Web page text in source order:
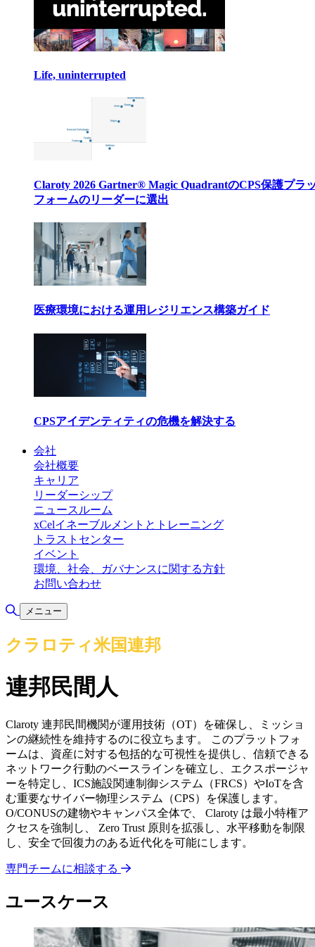
Life, uninterrupted
Claroty 2026 Gartner® Magic QuadrantのCPS保護プラ
フォームのリーダーに選出
医療環境における運用レジリエンス構築ガイド
CPSアイデンティティの危機を解決する
会社
会社概要
キャリア
リーダーシップ
ニュースルーム
xCelイネーブルメントとトレーニング
トラストセンター
イベント
環境、社会、ガバナンスに関する方針
お問い合わせ
検索の切り替え
メニュー
クラロティ米国連邦
連邦民間人
Claroty 連邦民間機関が運用技術（OT）を確保し、ミッショ
ンの継続性を維持するのに役立ちます。 このプラットフォ
ームは、資産に対する包括的な可視性を提供し、信頼できる
ネットワーク行動のベースラインを確立し、エクスポージャ
ーを特定し、ICS施設関連制御システム（FRCS）やIoTを含
む重要なサイバー物理システム（CPS）を保護します。
O/CONUSの建物やキャンパス全体で、 Claroty は最小特権ア
クセスを強制し、 Zero Trust 原則を拡張し、水平移動を制限
し、安全で回復力のある近代化を可能にします。
専門チームに相談する
ユースケース